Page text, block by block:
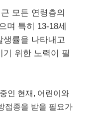
모든 연령층의
며 특히 13-18세
생률을 나타내고
위한 노력이 필
인 현재, 어린이와
접종을 받을 필요가